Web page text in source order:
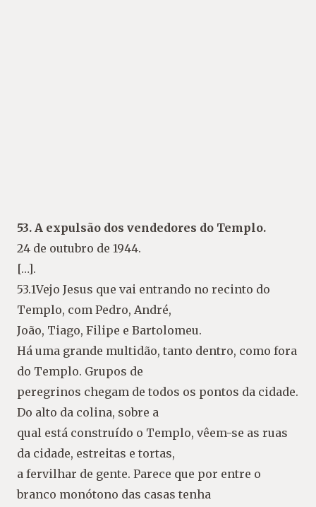
53. A expulsão dos vendedores do Templo.
24 de outubro de 1944.
[…].
53.1Vejo Jesus que vai entrando no recinto do
Templo, com Pedro, André,
João, Tiago, Filipe e Bartolomeu.
Há uma grande multidão, tanto dentro, como fora
do Templo. Grupos de
peregrinos chegam de todos os pontos da cidade.
Do alto da colina, sobre a
qual está construído o Templo, vêem-se as ruas
da cidade, estreitas e tortas,
a fervilhar de gente. Parece que por entre o
branco monótono das casas tenha